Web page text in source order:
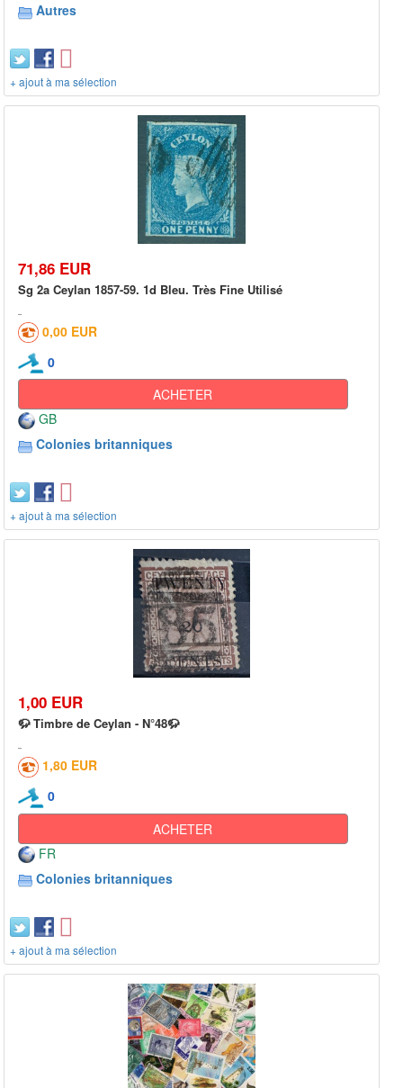
Autres
+ ajout à ma sélection
71,86 EUR
Sg 2a Ceylan 1857-59. 1d Bleu. Très Fine Utilisé
0,00 EUR
0
ACHETER
GB
Colonies britanniques
+ ajout à ma sélection
1,00 EUR
🦬 Timbre de Ceylan - N°48🦬
1,80 EUR
0
ACHETER
FR
Colonies britanniques
+ ajout à ma sélection